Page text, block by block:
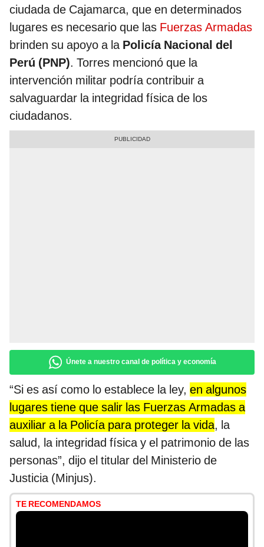
ciudada de Cajamarca, que en determinados
lugares es necesario que las Fuerzas Armadas
brinden su apoyo a la Policía Nacional del
Perú (PNP). Torres mencionó que la
intervención militar podría contribuir a
salvaguardar la integridad física de los
ciudadanos.
Únete a nuestro canal de política y economía
“Si es así como lo establece la ley, en algunos
lugares tiene que salir las Fuerzas Armadas a
auxiliar a la Policía para proteger la vida, la
salud, la integridad física y el patrimonio de las
personas”, dijo el titular del Ministerio de
Justicia (Minjus).
TE RECOMENDAMOS